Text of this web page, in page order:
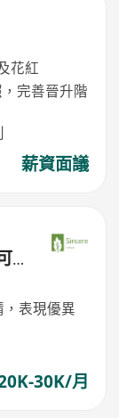
花紅
完善晉升階
薪資面議
表現優異
30K/月